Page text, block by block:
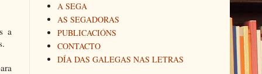
a
A SEGA
AS SEGADORAS
PUBLICACIÓNS
CONTACTO
DÍA DAS GALEGAS NAS LETRAS